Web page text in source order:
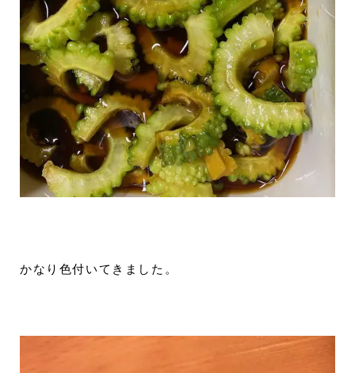
かなり色付いてきました。